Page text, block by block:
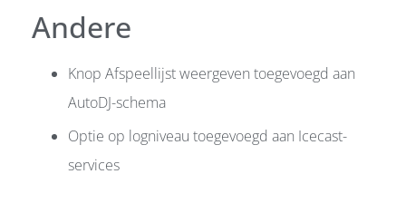
Andere
Knop Afspeellijst weergeven toegevoegd aan
AutoDJ-schema
Optie op logniveau toegevoegd aan Icecast-
services